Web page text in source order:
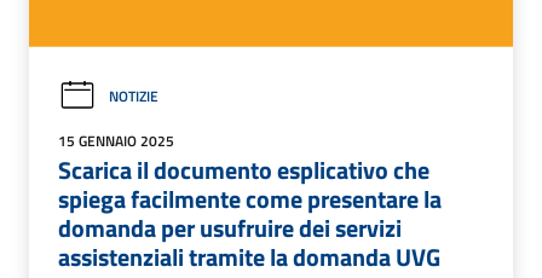
NOTIZIE
15 GENNAIO 2025
Scarica il documento esplicativo che
spiega facilmente come presentare la
domanda per usufruire dei servizi
assistenziali tramite la domanda UVG